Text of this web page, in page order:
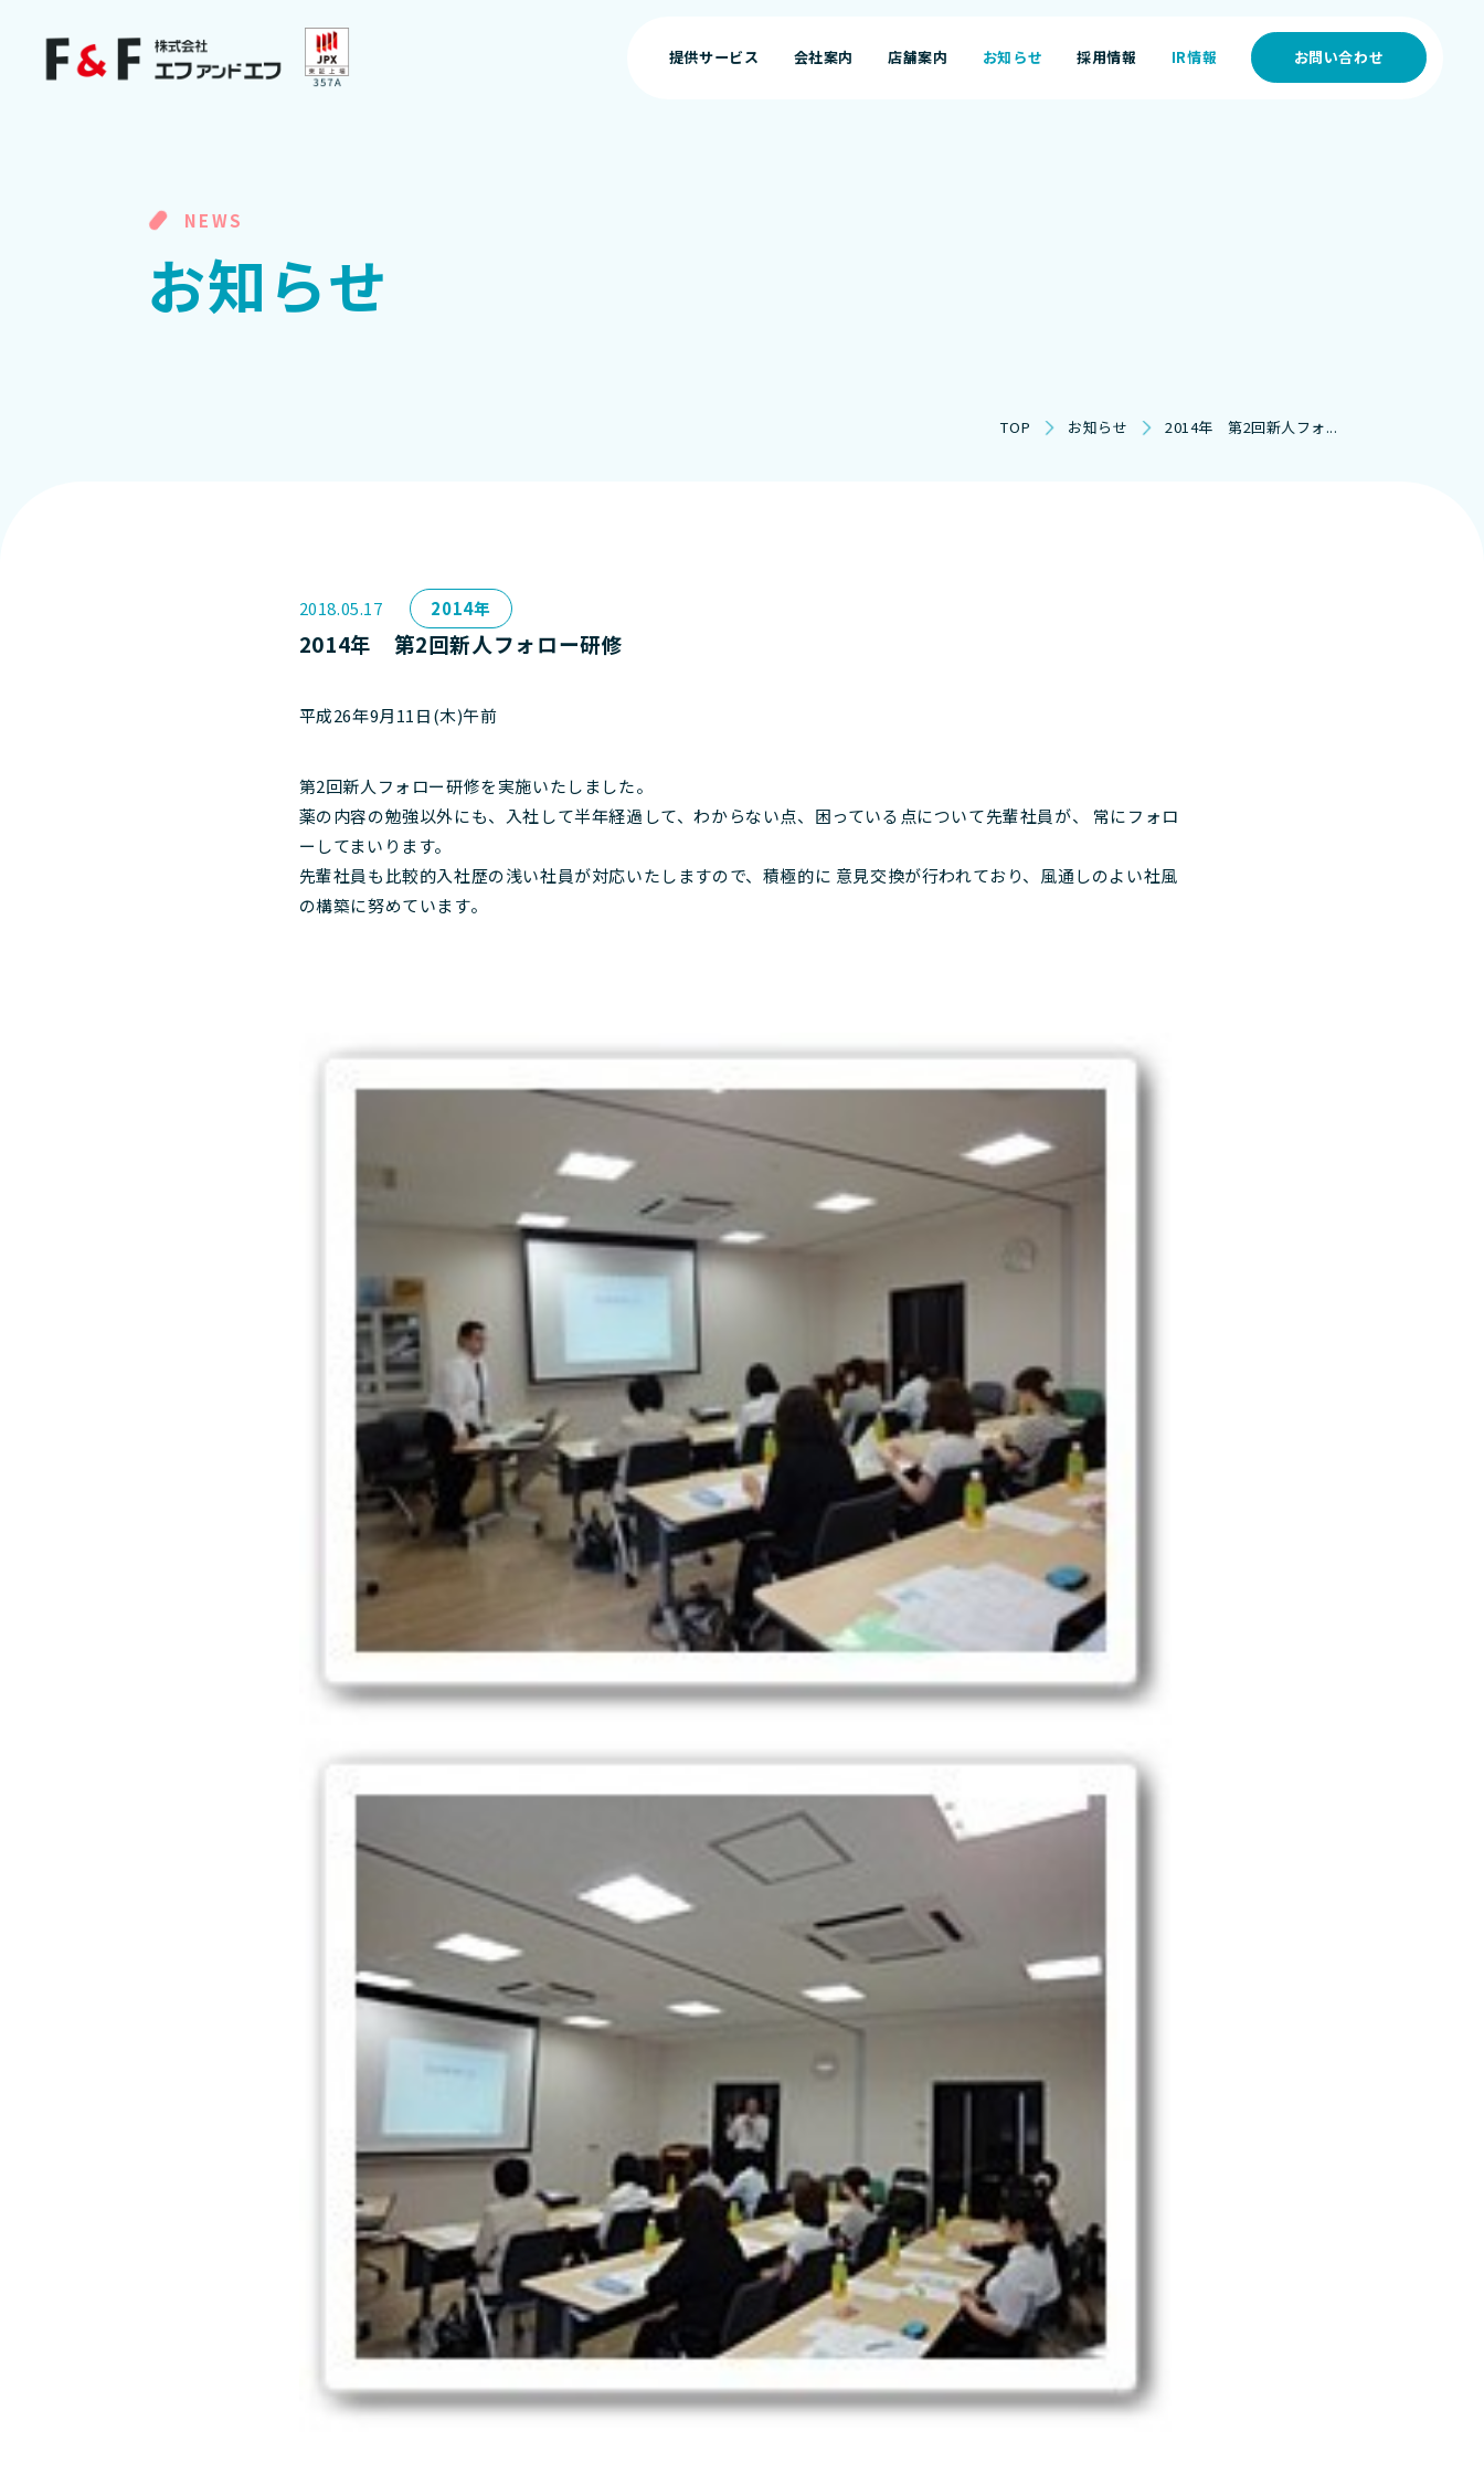
提供サービス
会社案内
店舗案内
お知らせ
採用情報
IR情報
お問い合わせ
NEWS
お知らせ
TOP お知らせ 2014年 第2回新人フォ...
2018.05.17 2014年
2014年 第2回新人フォロー研修
平成26年9月11日(木)午前
第2回新人フォロー研修を実施いたしました。
薬の内容の勉強以外にも、入社して半年経過して、わからない点、困っている点について先輩社員が、 常にフォロ
ーしてまいります。
先輩社員も比較的入社歴の浅い社員が対応いたしますので、積極的に 意見交換が行われており、風通しのよい社風
の構築に努めています。